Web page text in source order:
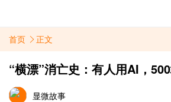
首页 正文
“横漂”消亡史：有人用AI，
显微故事